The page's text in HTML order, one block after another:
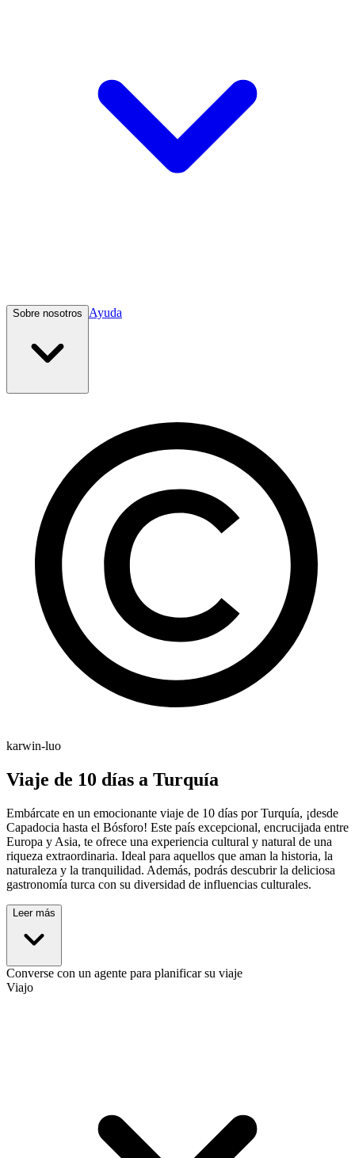
Sobre nosotros Ayuda
karwin-luo
Viaje de 10 días a Turquía
Embárcate en un emocionante viaje de 10 días por Turquía, ¡desde
Capadocia hasta el Bósforo! Este país excepcional, encrucijada entre
Europa y Asia, te ofrece una experiencia cultural y natural de una
riqueza extraordinaria. Ideal para aquellos que aman la historia, la
naturaleza y la tranquilidad. Además, podrás descubrir la deliciosa
gastronomía turca con su diversidad de influencias culturales.
Leer más
Converse con un agente para planificar su viaje
Viajo